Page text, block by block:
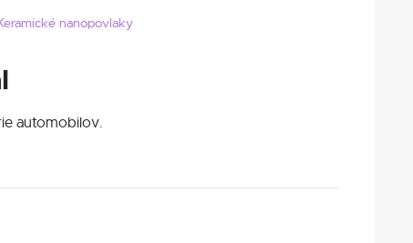
nanopovlaky
automobilov.